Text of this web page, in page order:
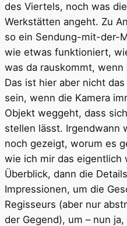
des Viertels, noch was
Werkstätten angeht. Zu
so ein Sendung-mit-der-
wie etwas funktioniert,
was da rauskommt,
Das ist hier aber nicht
sein, wenn die Kamera
Objekt weggeht, dass
stellen lässt. Irgendwann
noch gezeigt, worum es
wie ich mir das eigentlich
Überblick, dann die
Impressionen, um die
Regisseurs (aber nur
der Gegend), um – nun ja,